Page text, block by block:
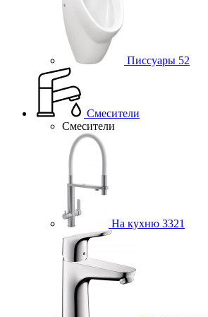
Писсуары 52
Смесители
Смесители
На кухню 3321